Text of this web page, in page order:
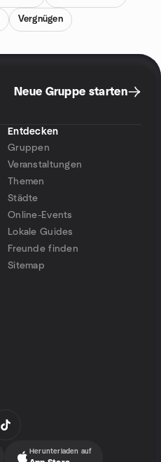
Vergnügen
Neue Gruppe starten
Entdecken
Gruppen
Veranstaltungen
Themen
Städte
Online-Events
Lokale Guides
Freunde finden
Sitemap
Herunterladen auf